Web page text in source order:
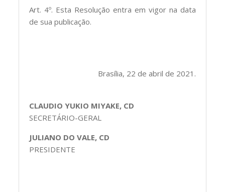
Art. 4º. Esta Resolução entra em vigor na data
de sua publicação.
Brasília, 22 de abril de 2021.
CLAUDIO YUKIO MIYAKE, CD
SECRETÁRIO-GERAL
JULIANO DO VALE, CD
PRESIDENTE